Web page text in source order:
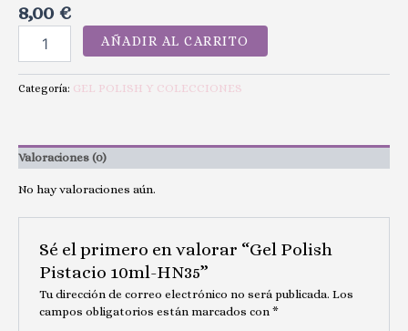
8,00 €
AÑADIR AL CARRITO
Categoría: GEL POLISH Y COLECCIONES
Valoraciones (0)
No hay valoraciones aún.
Sé el primero en valorar “Gel Polish
Pistacio 10ml-HN35”
Tu dirección de correo electrónico no será publicada. Los
campos obligatorios están marcados con *